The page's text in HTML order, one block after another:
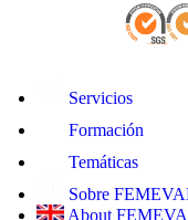
Servicios
Formación
Temáticas
Sobre
About